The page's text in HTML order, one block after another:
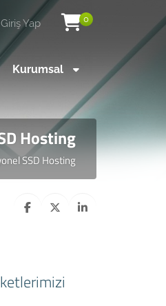
0
Giriş Yap
Kurumsal
Hosting
SSD Hosting